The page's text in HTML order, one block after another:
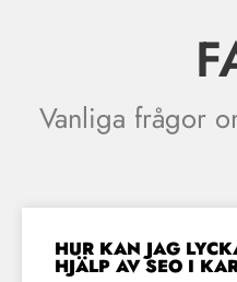
Vanliga frågor
HUR KAN JAG
HJÄLP AV SEO I